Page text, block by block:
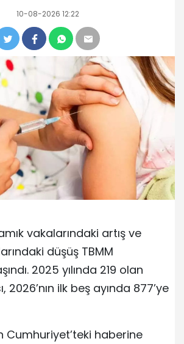
10-08-2026 12:22
vakalarındaki artış ve
düşüş TBMM
2025 yılında 219 olan
2026’nın ilk beş ayında 877’ye
Cumhuriyet’teki haberine